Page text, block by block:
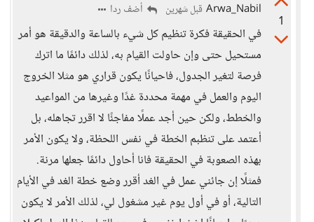
1
Arwa_Nabil قبل شهرين أضف ردا
في الحقيقة فكرة تنظيم كل شيء بالساعة والدقيقة هو أمر
مستحيل حتى وإن حاولت القيام به، لذلك دائمًا ما اترك
فرصة لتغير الجدول، فاحيانًا يكون قراري هو مثلا الخروج
اليوم والعمل في مهمة محددة غدًا وغيرها من المواعيد
والخطط، ولكن حين أجد عملًا مفاجئًا لا اقرر تجاهله، بل
أعتمد على تنظبم الخطة في نفس اللحظة، ولا يكون الأمر
بهذه الصعوبة في الحقيقة فانا أحاول دائمًا جعلها مرنة.
فمثلًا إن جائني عمل في الغد أقرر وضع خطة الغد في الأيام
التالية، أو في أول يوم غير مشغول لي، لذلك الأمر لا يكون